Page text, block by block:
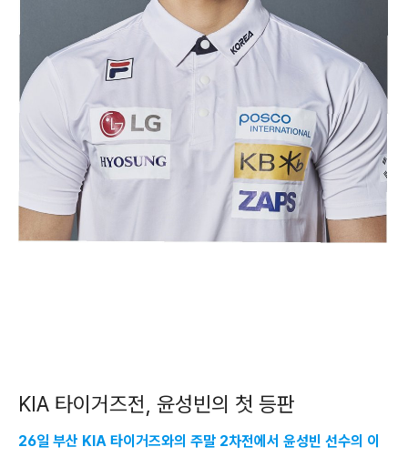
KIA 타이거즈전, 윤성빈의 첫 등판
26일 부산 KIA 타이거즈와의 주말 2차전에서 윤성빈 선수의 이